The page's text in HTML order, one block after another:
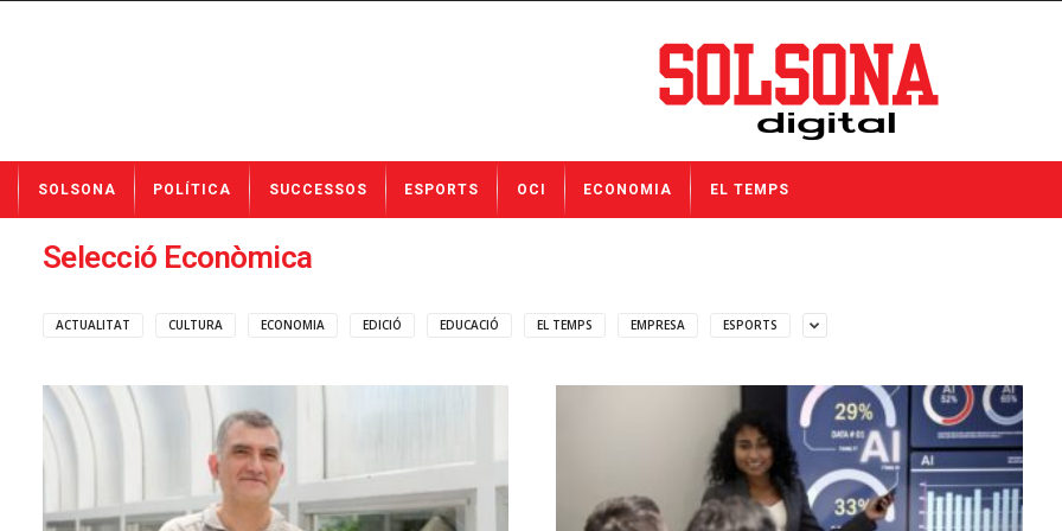
t
SOLSONA POLÍTICA SUCCESSOS ESPORTS OCI ECONOMIA EL TEMPS
Selecció Econòmica
ACTUALITAT CULTURA ECONOMIA EDICIÓ EDUCACIÓ EL TEMPS EMPRESA ESPORTS